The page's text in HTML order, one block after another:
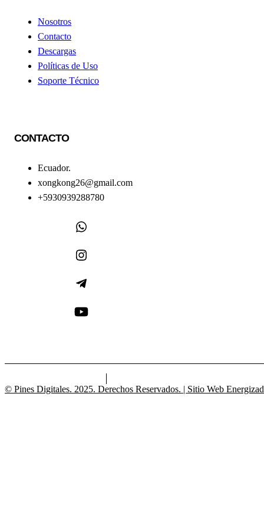
Nosotros
Contacto
Descargas
Políticas de Uso
Soporte Técnico
CONTACTO
Ecuador.
xongkong26@gmail.com
+5930939288780
© Pines Digitales. 2025. Derechos Reservados. | Sitio Web